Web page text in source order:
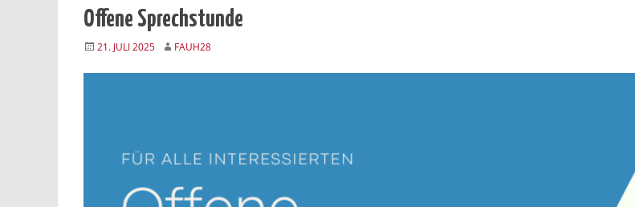
Offene Sprechstunde
21. JULI 2025 FAUH28